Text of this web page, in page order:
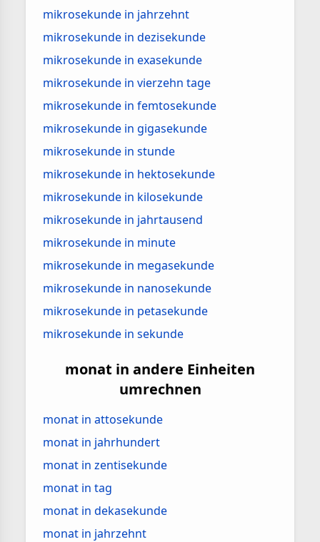
mikrosekunde in jahrzehnt
mikrosekunde in dezisekunde
mikrosekunde in exasekunde
mikrosekunde in vierzehn tage
mikrosekunde in femtosekunde
mikrosekunde in gigasekunde
mikrosekunde in stunde
mikrosekunde in hektosekunde
mikrosekunde in kilosekunde
mikrosekunde in jahrtausend
mikrosekunde in minute
mikrosekunde in megasekunde
mikrosekunde in nanosekunde
mikrosekunde in petasekunde
mikrosekunde in sekunde
monat in andere Einheiten
umrechnen
monat in attosekunde
monat in jahrhundert
monat in zentisekunde
monat in tag
monat in dekasekunde
monat in jahrzehnt